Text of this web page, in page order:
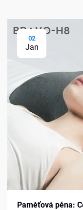
02
Jan
Paměťová pěna: